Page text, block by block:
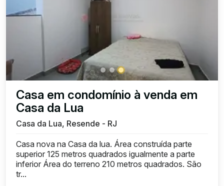
Casa em condomínio à venda em
Casa da Lua
Casa da Lua, Resende - RJ
Casa nova na Casa da lua. Área construída parte
superior 125 metros quadrados igualmente a parte
inferior Área do terreno 210 metros quadrados. São
tr...